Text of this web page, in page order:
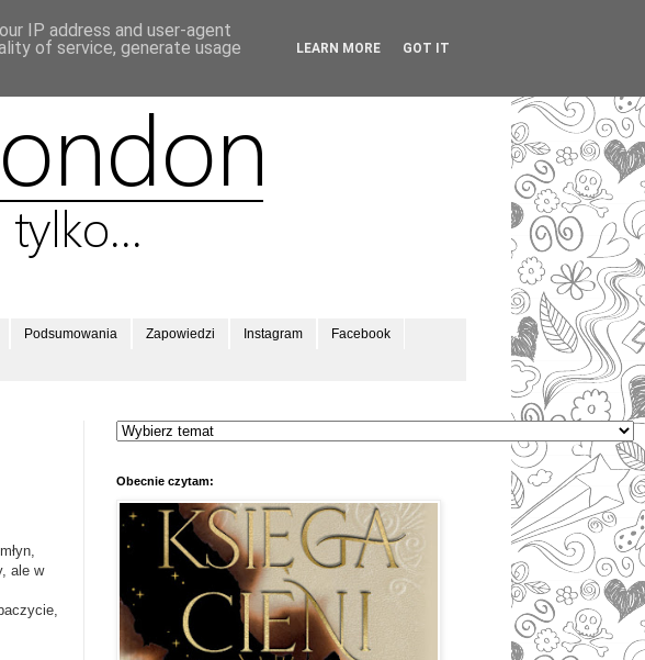
Podsumowania Zapowiedzi Instagram Facebook
ale w
Obecnie czytam:
IP address and user-agent
of service, generate usage
LEARN MORE GOT IT